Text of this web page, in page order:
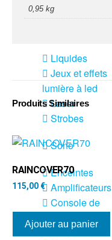
Lyres
Liquides
Jeux et effets
lumière à led
Laser
Strobes
Sono
Enceintes
Amplificateurs
Console de
mixage
Contrôle DMX
0,95 kg
Produits Similaires
RAINCOVER70
115,00 €
Ajouter au panier